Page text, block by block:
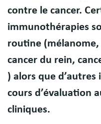
contre le cancer.
immunothérapies
routine
cancer du rein,
) alors que
cours d’évaluation
cliniques.